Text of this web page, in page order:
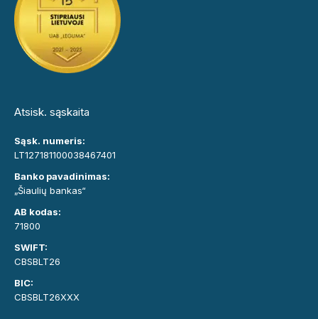
Atsisk. sąskaita
Sąsk. numeris:
LT127181100038467401
Banko pavadinimas:
„Šiaulių bankas“
AB kodas:
71800
SWIFT:
CBSBLT26
BIC:
CBSBLT26XXX